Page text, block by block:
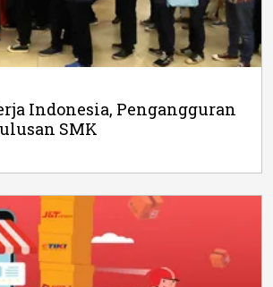
Indonesia, Pengangguran
SMK